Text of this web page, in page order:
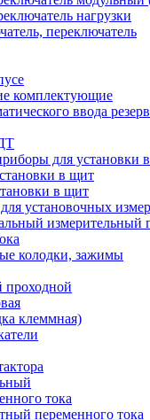
нагрузки
переключатель
комплектующие
ввода
для установки
в щит
в щит
установочных
измерительный
колодки, зажимы
клеммная)
тока
переменного тока